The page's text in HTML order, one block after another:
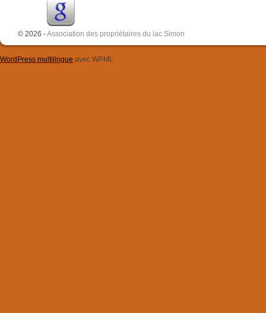
© 2026 -Association des propriétaires du lac Simon
WordPress multilingue avec WPML